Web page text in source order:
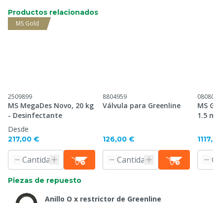
Productos relacionados
MS Gold
2509899
MS MegaDes Novo, 20 kg
- Desinfectante
Desde
217,00 €
8804959
Válvula para Greenline
126,00 €
0808022
MS
1.5
Piezas de repuesto
Anillo O x restrictor de Greenline